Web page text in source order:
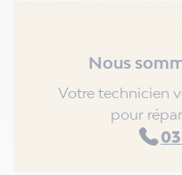
Nous
Votre technicien
pour